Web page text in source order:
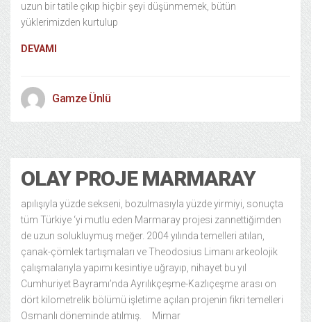
uzun bir tatile çıkıp hiçbir şeyi düşünmemek, bütün
yüklerimizden kurtulup
DEVAMI
Gamze Ünlü
18/11/2013
OLAY PROJE MARMARAY
apılışıyla yüzde sekseni, bozulmasıyla yüzde yirmiyi, sonuçta
tüm Türkiye ‘yi mutlu eden Marmaray projesi zannettiğimden
de uzun solukluymuş meğer. 2004 yılında temelleri atılan,
çanak-çömlek tartışmaları ve Theodosius Limanı arkeolojik
çalışmalarıyla yapımı kesintiye uğrayıp, nihayet bu yıl
Cumhuriyet Bayramı’nda Ayrılıkçeşme-Kazlıçeşme arası on
dört kilometrelik bölümü işletime açılan projenin fikri temelleri
Osmanlı döneminde atılmış. Mimar